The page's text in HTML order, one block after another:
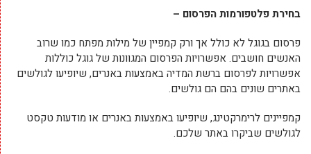
בחירת פלטפורמות הפרסום –
פרסום בגוגל לא כולל אך ורק קמפיין של מילות מפתח כמו שרוב
האנשים חושבים. אפשרויות הפרסום המגוונות של גוגל כוללות
אפשרויות לפרסום ברשת המדיה באמצעות באנרים, שיופיעו לגולשים
באתרים שונים בהם הם גולשים.
קמפיינים לרימרקטינג, שיופיעו באמצעות באנרים או מודעות טקסט
לגולשים שביקרו באתר שלכם.